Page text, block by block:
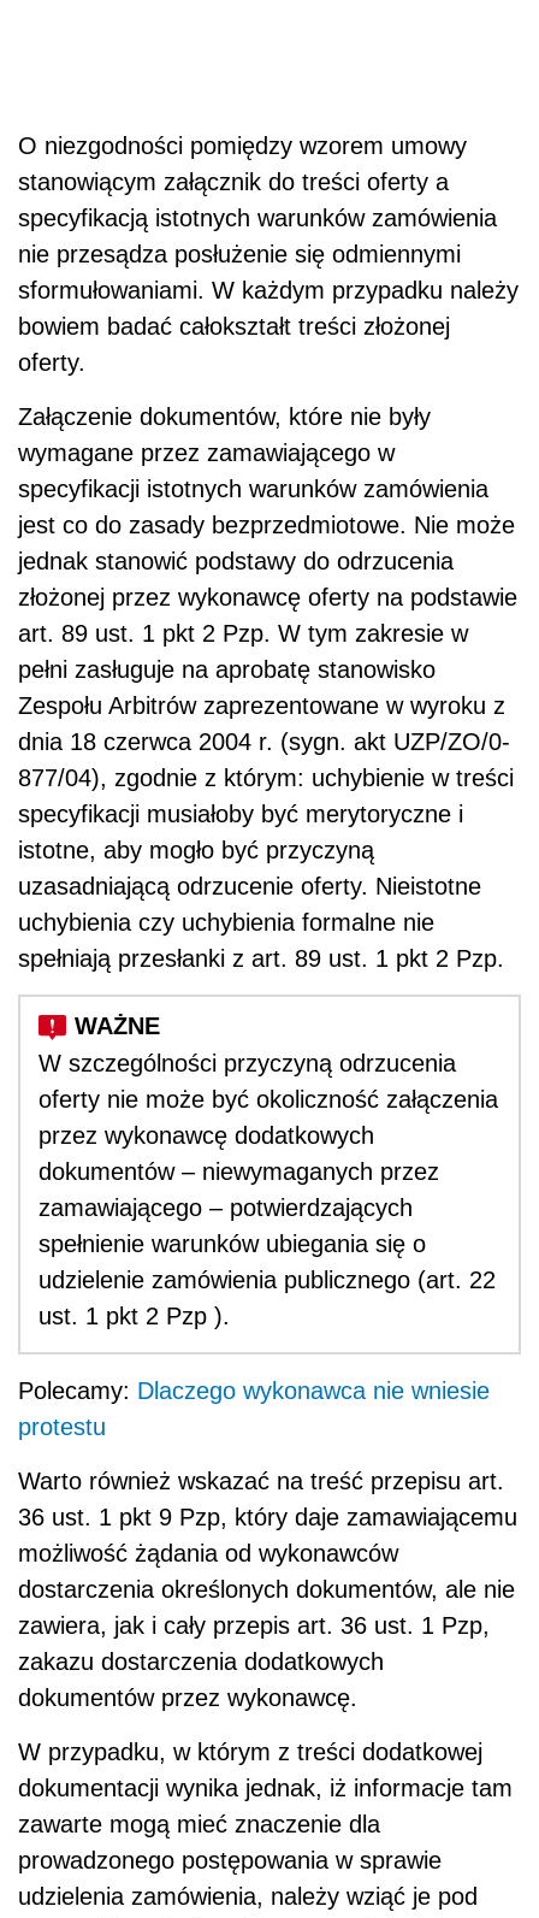
O niezgodności pomiędzy wzorem umowy
stanowiącym załącznik do treści oferty a
specyfikacją istotnych warunków zamówienia
nie przesądza posłużenie się odmiennymi
sformułowaniami. W każdym przypadku należy
bowiem badać całokształt treści złożonej
oferty.
Załączenie dokumentów, które nie były
wymagane przez zamawiającego w
specyfikacji istotnych warunków zamówienia
jest co do zasady bezprzedmiotowe. Nie może
jednak stanowić podstawy do odrzucenia
złożonej przez wykonawcę oferty na podstawie
art. 89 ust. 1 pkt 2 Pzp. W tym zakresie w
pełni zasługuje na aprobatę stanowisko
Zespołu Arbitrów zaprezentowane w wyroku z
dnia 18 czerwca 2004 r. (sygn. akt UZP/ZO/0-
877/04), zgodnie z którym: uchybienie w treści
specyfikacji musiałoby być merytoryczne i
istotne, aby mogło być przyczyną
uzasadniającą odrzucenie oferty. Nieistotne
uchybienia czy uchybienia formalne nie
spełniają przesłanki z art. 89 ust. 1 pkt 2 Pzp.
W szczególności przyczyną odrzucenia
oferty nie może być okoliczność załączenia
przez wykonawcę dodatkowych
dokumentów – niewymaganych przez
zamawiającego – potwierdzających
spełnienie warunków ubiegania się o
udzielenie zamówienia publicznego (art. 22
ust. 1 pkt 2 Pzp ).
Polecamy: Dlaczego wykonawca nie wniesie
protestu
Warto również wskazać na treść przepisu art.
36 ust. 1 pkt 9 Pzp, który daje zamawiającemu
możliwość żądania od wykonawców
dostarczenia określonych dokumentów, ale nie
zawiera, jak i cały przepis art. 36 ust. 1 Pzp,
zakazu dostarczenia dodatkowych
dokumentów przez wykonawcę.
W przypadku, w którym z treści dodatkowej
dokumentacji wynika jednak, iż informacje tam
zawarte mogą mieć znaczenie dla
prowadzonego postępowania w sprawie
udzielenia zamówienia, należy wziąć je pod